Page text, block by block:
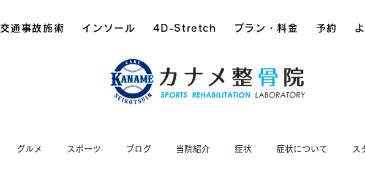
交通事故施術 インソール 4D-Stretch プラン・料金 予約
グルメ スポーツ ブログ 当院紹介 症状 症状について ス